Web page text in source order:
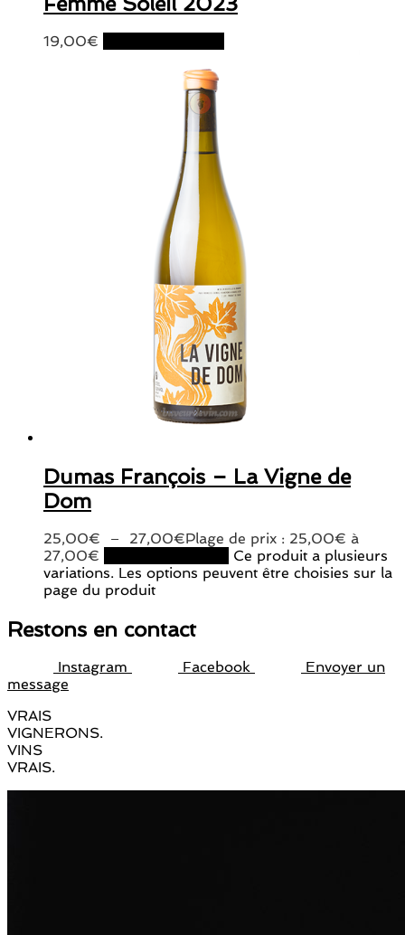
19,00€
Dumas François – La Vigne de
Dom
25,00€ – 27,00€Plage de prix : 25,00€ à
27,00€
Ce produit a plusieurs
variations. Les options peuvent être choisies sur la
page du produit
Restons en contact
Instagram Facebook
Envoyer un
message
VRAIS
VIGNERONS.
VINS
VRAIS.